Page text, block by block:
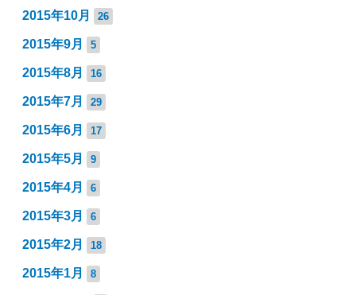
2015年10月 26
2015年9月 5
2015年8月 16
2015年7月 29
2015年6月 17
2015年5月 9
2015年4月 6
2015年3月 6
2015年2月 18
2015年1月 8